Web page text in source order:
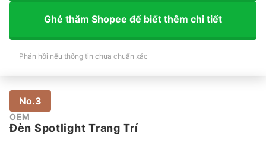
Ghé thăm Shopee để biết thêm chi tiết
Phản hồi nếu thông tin chưa chuẩn xác
No.3
OEM
Đèn Spotlight Trang Trí